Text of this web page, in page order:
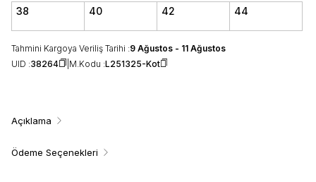
38 40 42 44
Tahmini Kargoya Veriliş Tarihi :9 Ağustos - 11 Ağustos
UID :38264 M.Kodu :L251325-Kot
Açıklama
Ödeme Seçenekleri